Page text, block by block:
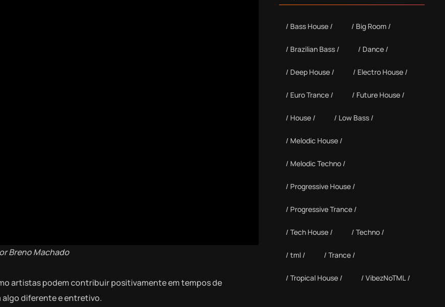
Breno Machado
artistas podem contribuir positivamente em tempos de
algo diferente e entretivo.
Bass House Big Room
Brazilian Bass Dance
Deep House Electro House
Euro Trance Future House
House Low Bass
Melodic House
Melodic Techno
Progressive House
Progressive Trance
Tech House Techno
tml Trance
Tropical House VibezNoTML